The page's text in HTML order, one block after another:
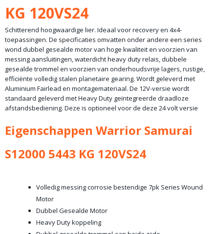
KG 120VS24
Schitterend hoogwaardige lier. Ideaal voor recovery en 4x4-
toepassingen. De specificaties omvatten onder andere een series
wond dubbel gesealde motor van hoge kwaliteit en voorzien van
messing aansluitingen, waterdicht heavy duty relais, dubbele
gesealde trommel en voorzien van onderhoudsvrije lagers, rustige,
efficiënte volledig stalen planetaire gearing. Wordt geleverd met
Aluminium Fairlead en montagemateriaal. De 12V-versie wordt
standaard geleverd met Heavy Duty geïntegreerde draadloze
afstandsbediening. Deze is optioneel voor de deze 24 volt versie
Eigenschappen Warrior Samurai
S12000 5443 KG 120VS24
Volledig messing corrosie bestendige 7pk Series Wound
Motor
Dubbel Gesealde Motor
Heavy Duty koppeling